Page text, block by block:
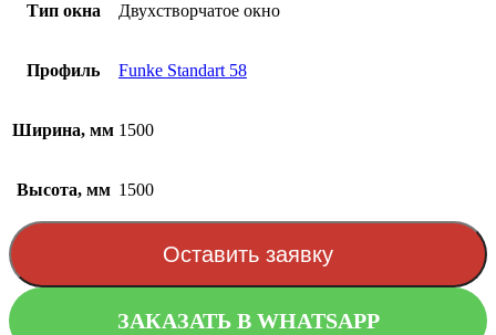
Тип окна Двухстворчатое окно
Профиль Funke Standart 58
Ширина, мм 1500
Высота, мм 1500
Оставить заявку
ЗАКАЗАТЬ В WHATSAPP